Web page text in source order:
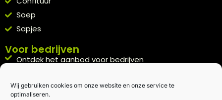
Wij gebruiken cookies om onze website en onze service te
optimaliseren.
Soep
Sapjes
Voor bedrijven
Ontdek het aanbod voor bedrijven
Kennismakingspakket aanvragen